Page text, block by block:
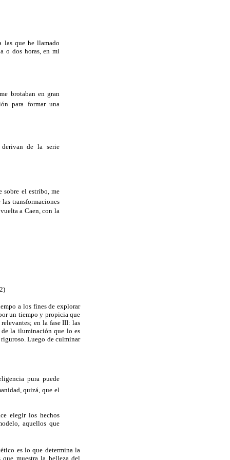
las que he llamado
o dos horas, en mi
brotaban en gran
para formar una
de la serie
sobre el estribo, me
transformaciones
a Caen, con la
a los fines de explorar
un tiempo y propicia que
en la fase III: las
de la iluminación que lo es
Luego de culminar
pura puede
quizá, que el
elegir los hechos
aquellos que
es lo que determina la
que muestra la belleza del